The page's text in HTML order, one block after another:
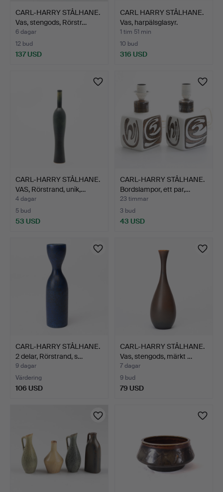
CARL-HARRY STÅLHANE.
Vas, stengods, Rörstr…
6 dagar
12 bud
137 USD
CARL HARRY STÅLHANE.
Vas, harpälsglasyr.
1 tim 51 min
10 bud
316 USD
CARL-HARRY STÅLHANE.
VAS, Rörstrand, unik,…
4 dagar
5 bud
53 USD
CARL-HARRY STÅLHANE.
Bordslampor, ett par,…
23 timmar
3 bud
43 USD
CARL-HARRY STÅLHANE.
2 delar, Rörstrand, s…
9 dagar
Värdering
106 USD
CARL-HARRY STÅLHANE.
Vas, stengods, märkt …
7 dagar
9 bud
79 USD